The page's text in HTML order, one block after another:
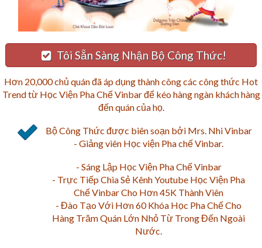
Tôi Sẵn Sàng Nhận Bộ Công Thức!
Hơn 20,000 chủ quán đã áp dụng thành công các công thức Hot
Trend từ Học Viện Pha Chế Vinbar để kéo hàng ngàn khách hàng
đến quán của họ.
Bộ Công Thức được biên soạn bởi Mrs. Nhi Vinbar
- Giảng viên Học viện Pha chế Vinbar.
- Sáng Lập Học Viện Pha Chế Vinbar
- Trực Tiếp Chia Sẻ Kênh Youtube Học Viện Pha
Chế Vinbar Cho Hơn 45K Thành Viên
- Đào Tạo Với Hơn 60 Khóa Học Pha Chế Cho
Hàng Trăm Quán Lớn Nhỏ Từ Trong Đến Ngoài
Nước.